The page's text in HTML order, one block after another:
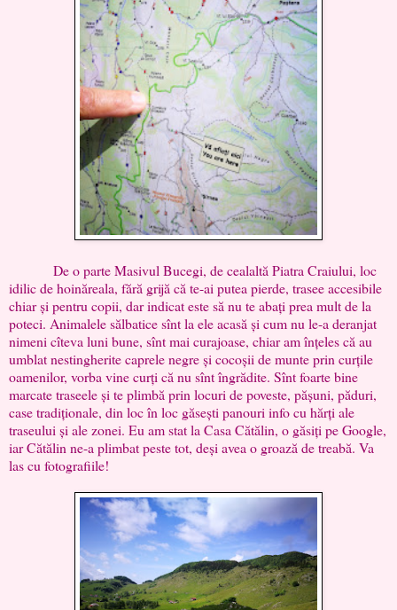
De o parte Masivul Bucegi, de cealaltă Piatra Craiului, loc
idilic de hoinăreala, fără grijă că te-ai putea pierde, trasee accesibile
chiar și pentru copii, dar indicat este să nu te abați prea mult de la
poteci. Animalele sălbatice sînt la ele acasă și cum nu le-a deranjat
nimeni cîteva luni bune, sînt mai curajoase, chiar am înțeles că au
umblat nestingherite caprele negre și cocoșii de munte prin curțile
oamenilor, vorba vine curți că nu sînt îngrădite. Sînt foarte bine
marcate traseele și te plimbă prin locuri de poveste, pășuni, păduri,
case tradiționale, din loc în loc găsești panouri info cu hărți ale
traseului și ale zonei. Eu am stat la Casa Cătălin, o găsiți pe Google,
iar Cătălin ne-a plimbat peste tot, deși avea o groază de treabă. Va
las cu fotografiile!